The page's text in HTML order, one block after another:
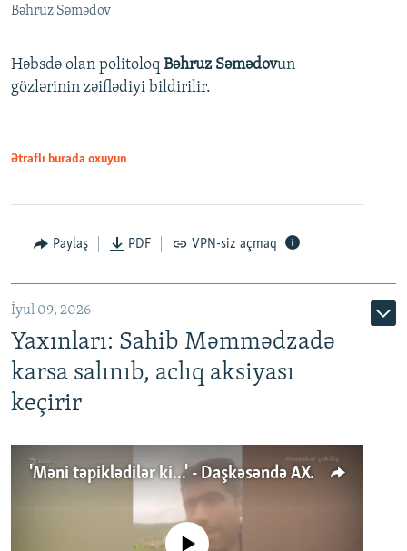
Bəhruz Səmədov
Həbsdə olan politoloq Bəhruz Səmədovun
gözlərinin zəiflədiyi bildirilir.
Ətraflı burada oxuyun
Paylaş PDF VPN-siz açmaq
İyul 09, 2026
Yaxınları: Sahib Məmmədzadə
karsa salınıb, aclıq aksiyası
keçirir
'Məni təpiklədilər ki...' - Daşkəsəndə AXCP fəalının yaxınları onun həbsinə etiraz edirlər
No media source currently available